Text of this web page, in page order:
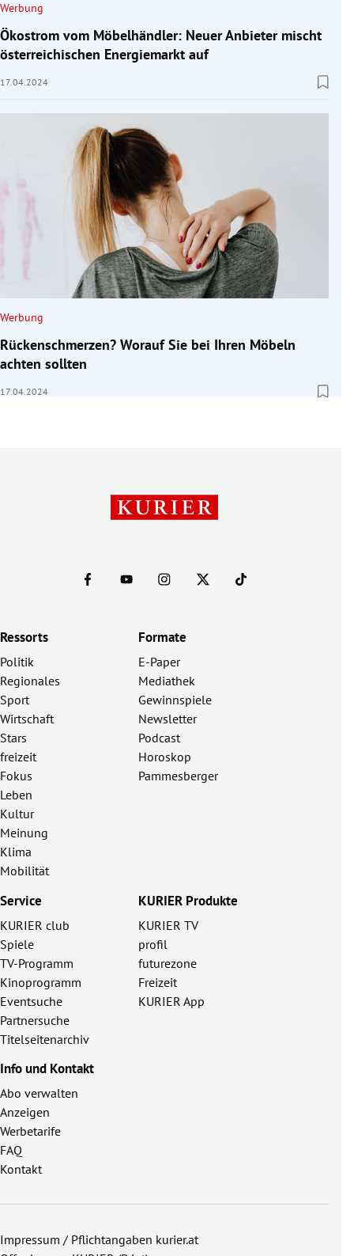
Werbung
Ökostrom vom Möbelhändler: Neuer Anbieter mischt
österreichischen Energiemarkt auf
17.04.2024
Werbung
Rückenschmerzen? Worauf Sie bei Ihren Möbeln
achten sollten
17.04.2024
Ressorts
Politik
Regionales
Sport
Wirtschaft
Stars
freizeit
Fokus
Leben
Kultur
Meinung
Klima
Mobilität
Formate
E-Paper
Mediathek
Gewinnspiele
Newsletter
Podcast
Horoskop
Pammesberger
Service
KURIER club
Spiele
TV-Programm
Kinoprogramm
Eventsuche
Partnersuche
Titelseitenarchiv
KURIER Produkte
KURIER TV
profil
futurezone
Freizeit
KURIER App
Info und Kontakt
Abo verwalten
Anzeigen
Werbetarife
FAQ
Kontakt
Impressum / Pflichtangaben kurier.at